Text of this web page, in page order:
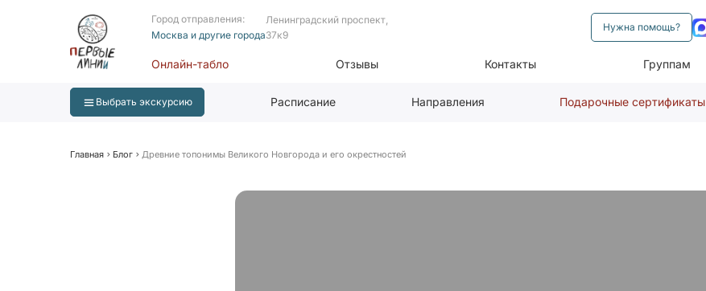
Город отправления:
Москва и другие города
Ленинградский проспект,
37к9
Нужна помощь?
Онлайн-табло Отзывы Контакты Группам
Выбрать экскурсию Расписание Направления Подарочные сертификаты
Главная Блог Древние топонимы Великого Новгорода и его окрестностей